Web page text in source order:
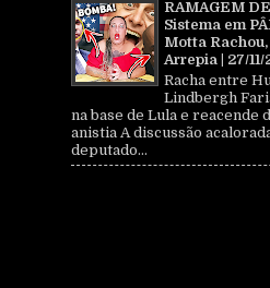
RAMAGEM
Sistema em
Motta
Arrepia | 27/11/
Racha entre
Lindbergh
na base de Lula e reacende
anistia A discussão
deputado...